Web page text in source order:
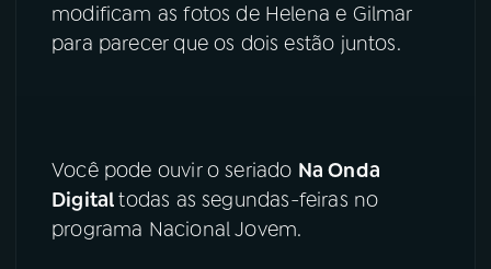
06VIDEOCASTS
FESTIVAL DE MÚSICA
ACOMPANHE A RÁDIO NACIONAL
modificam as fotos de Helena e Gilmar
para parecer que os dois estão juntos.
Você pode ouvir o seriado Na Onda
Digitaltodas as segundas-feiras no
programa Nacional Jovem.